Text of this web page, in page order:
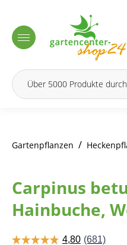
Gartenpflanzen /
Carpinus
Hainbuche,